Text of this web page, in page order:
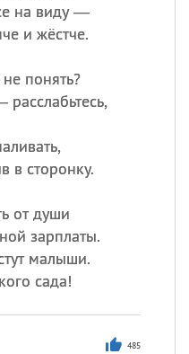
на виду —
и жёстче.
понять?
в сторонку.
от души
зарплаты.
малыши.
сада!
485
празднуют именины
,Еще
значение